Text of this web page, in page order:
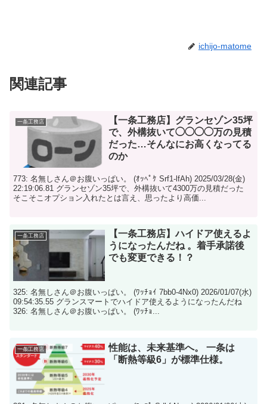
ichijo-matome
関連記事
一条工務店
【一条工務店】グランセゾン35坪
で、外構抜いて◯◯◯◯万の見積
だった…そんなにお高くなってる
のか
773: 名無しさん＠お腹いっぱい。 (ｵｯﾍﾟｹ Srf1-lfAh) 2025/03/28(金)
22:19:06.81 グランセゾン35坪で、外構抜いて4300万の見積だった
そこそこオプション入れたとは言え、思ったより高価...
一条工務店
【一条工務店】ハイドア使えるよ
うになったんだね 。着手承諾後
でも変更できる！？
325: 名無しさん＠お腹いっぱい。 (ﾜｯﾁｮｲ 7bb0-4Nx0) 2026/01/07(水)
09:54:35.55 グランスマートでハイドア使えるようになったんだね
326: 名無しさん＠お腹いっぱい。 (ﾜｯﾁｮ...
一条工務店
性能は、未来基準へ。 一条は
「断熱等級6」が標準仕様。